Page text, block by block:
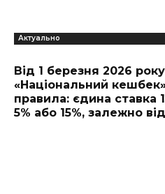
Актуально
Від 1 березня 2026
«Національний
правила: єдина ставка
5% або 15%, залежно